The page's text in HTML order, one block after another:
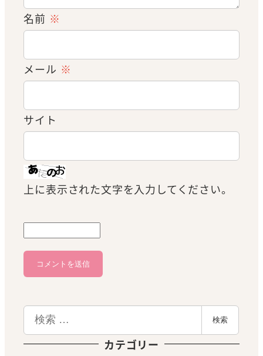
名前 ※
メール ※
サイト
上に表示された文字を入力してください。
索
検索
カテゴリー